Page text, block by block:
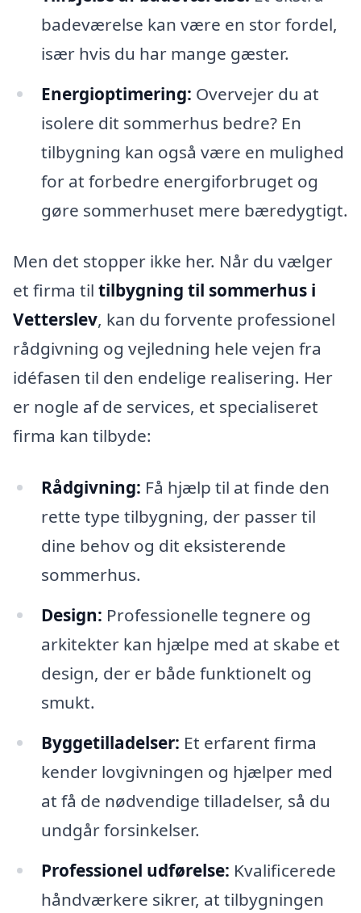
badeværelse kan være en stor fordel,
især hvis du har mange gæster.
Energioptimering: Overvejer du at
isolere dit sommerhus bedre? En
tilbygning kan også være en mulighed
for at forbedre energiforbruget og
gøre sommerhuset mere bæredygtigt.
Men det stopper ikke her. Når du vælger
et firma til tilbygning til sommerhus i
Vetterslev, kan du forvente professionel
rådgivning og vejledning hele vejen fra
idéfasen til den endelige realisering. Her
er nogle af de services, et specialiseret
firma kan tilbyde:
Rådgivning: Få hjælp til at finde den
rette type tilbygning, der passer til
dine behov og dit eksisterende
sommerhus.
Design: Professionelle tegnere og
arkitekter kan hjælpe med at skabe et
design, der er både funktionelt og
smukt.
Byggetilladelser: Et erfarent firma
kender lovgivningen og hjælper med
at få de nødvendige tilladelser, så du
undgår forsinkelser.
Professionel udførelse: Kvalificerede
håndværkere sikrer, at tilbygningen